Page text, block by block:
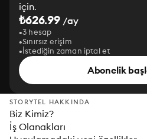
için.
₺626.99 /ay
3 hesap
Sınırsız erişim
İstediğin zaman iptal et
Abonelik
STORYTEL HAKKINDA
Biz Kimiz?
İş Olanakları